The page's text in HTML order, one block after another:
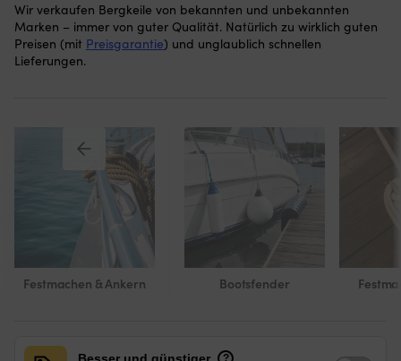
Wir verkaufen Bergkeile von bekannten und unbekannten
Marken – immer von guter Qualität. Natürlich zu wirklich guten
Preisen (mit Preisgarantie) und unglaublich schnellen
Lieferungen.
Festmachen & Ankern Bootsfender
Besser und günstiger